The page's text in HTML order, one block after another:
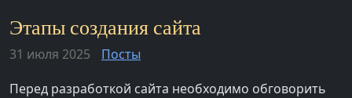
Этапы создания сайта
31 июля 2025
Посты
Перед разработкой сайта необходимо обговорить